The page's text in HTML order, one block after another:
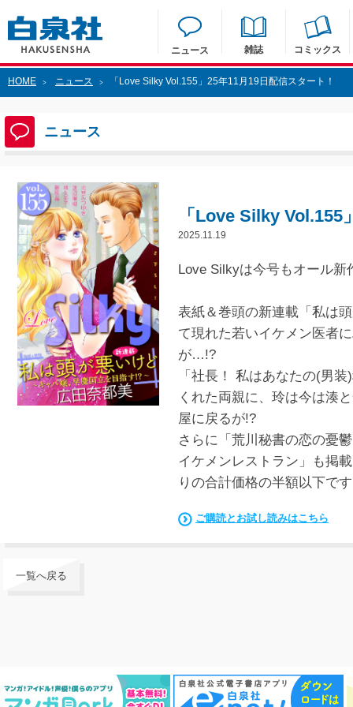
ニュース 雑誌 コミックス
HOME > ニュース > 「Love Silky Vol.155」25年11月19日配信スタート！
ニュース
「Love Silky
2025.11.19
Love Silkyは今号もオール
表紙＆巻頭の新連載「私は
て現れた若いイケメン医者
が…!?
「社長！ 私はあなたの(男
くれた両親に、玲は今は湊
屋に戻るが!?
さらに「荒川秘書の恋の憂
イケメンレストラン」も掲
りの合計価格の半額以下で
ご購読とお試し読みはこちら
一覧へ戻る